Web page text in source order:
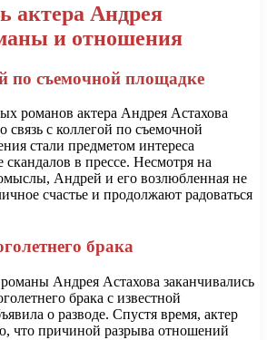
актера Андрея
и отношения
по съемочной площадке
романов актера Андрея Астахова
связь с коллегой по съемочной
стали предметом интереса
в прессе. Несмотря на
Андрей и его возлюбленная не
счастье и продолжают радоваться
брака
Андрея Астахова заканчивались
брака с известной
о разводе. Спустя время, актер
что причиной разрыва отношений